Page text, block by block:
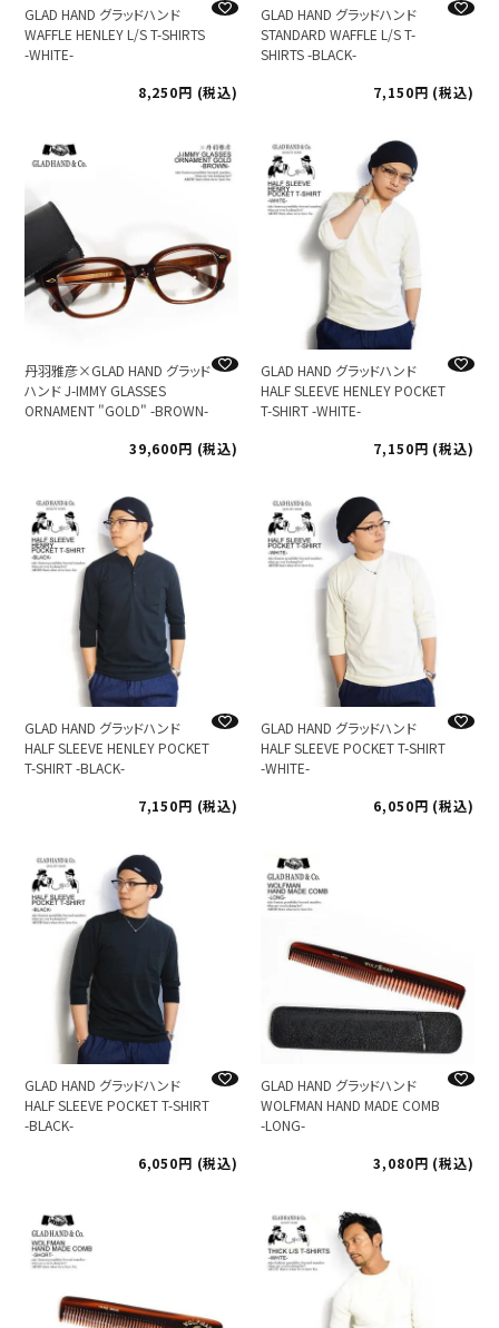
GLAD HAND グラッドハンド
WAFFLE HENLEY L/S T-SHIRTS
-WHITE-
8,250
税込
GLAD HAND グラッドハンド
STANDARD WAFFLE L/S T-
SHIRTS -BLACK-
7,150
税込
丹羽雅彦×GLAD HAND グラッド
ハンド J-IMMY GLASSES
ORNAMENT "GOLD" -BROWN-
39,600
税込
GLAD HAND グラッドハンド
HALF SLEEVE HENLEY POCKET
T-SHIRT -WHITE-
7,150
税込
GLAD HAND グラッドハンド
HALF SLEEVE HENLEY POCKET
T-SHIRT -BLACK-
7,150
税込
GLAD HAND グラッドハンド
HALF SLEEVE POCKET T-SHIRT
-WHITE-
6,050
税込
GLAD HAND グラッドハンド
HALF SLEEVE POCKET T-SHIRT
-BLACK-
6,050
税込
GLAD HAND グラッドハンド
WOLFMAN HAND MADE COMB
-LONG-
3,080
税込